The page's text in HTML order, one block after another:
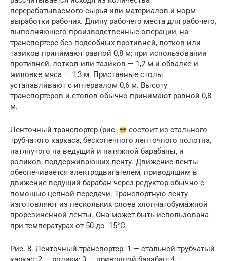
перерабатываемого сырья или материалов и норм
выработки рабочих. Длину рабочего места для рабочего,
выполняющего производственные операции, на
транспортере без подсобных противней, лотков или
тазиков принимают равной 0,8 м; при использовании
противней, лотков или тазиков — 1,2 м и обвалке и
жиловке мяса — 1,3 м. Приставные столы
устанавливают с интервалом 0,6 м. Высоту
транспортеров и столов обычно принимают равной 0,8
м.
Ленточный транспортер (рис.
состоит из стального
трубчатого каркаса, бесконечного ленточного полотна,
натянутого на ведущий и натяжной барабаны, и
роликов, поддерживающих ленту. Движение ленты
обеспечивается электродвигателем, приводящим в
движение ведущий барабан через редуктор обычно с
помощью цепной передачи. Транспортную ленту
изготовляют из нескольких слоев хлопчатобумажной
прорезиненной ленты. Она может быть использована
при температурах от 50 до -15°С.
Рис. 8. Ленточный транспортер: 1 — стальной трубчатый